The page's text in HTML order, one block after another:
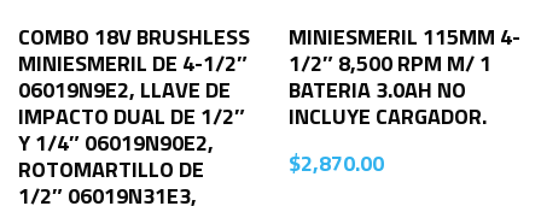
COMBO 18V BRUSHLESS
MINIESMERIL DE 4-1/2″
06019N9E2, LLAVE DE
IMPACTO DUAL DE 1/2″
Y 1/4″ 06019N90E2,
ROTOMARTILLO DE
1/2″ 06019N31E3,
MINIESMERIL 115MM 4-
1/2″ 8,500 RPM M/ 1
BATERIA 3.0AH NO
INCLUYE CARGADOR.
$2,870.00